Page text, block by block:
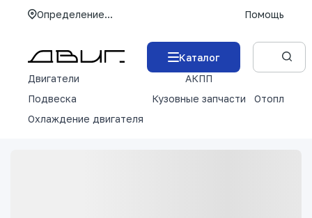
Определение... Помощь
Каталог
Двигатели
АКПП
Подвеска
Кузовные запчасти
Отопление
Охлаждение двигателя